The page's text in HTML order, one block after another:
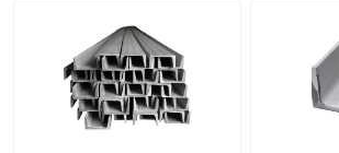
스테인레스 강 코일재